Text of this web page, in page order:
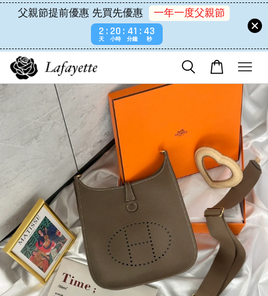
父親節提前優惠 先買先優惠
一年一度父親節
2
天
20
小時
41
分鐘
42
秒